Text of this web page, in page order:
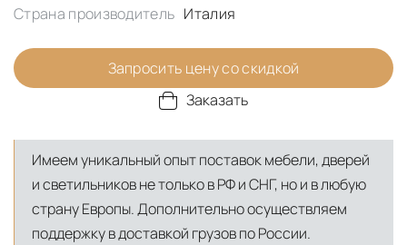
Страна производитель Италия
Запросить цену со скидкой
Заказать
Имеем уникальный опыт поставок мебели, дверей
и светильников не только в РФ и СНГ, но и в любую
страну Европы. Дополнительно осуществляем
поддержку в доставкой грузов по России.